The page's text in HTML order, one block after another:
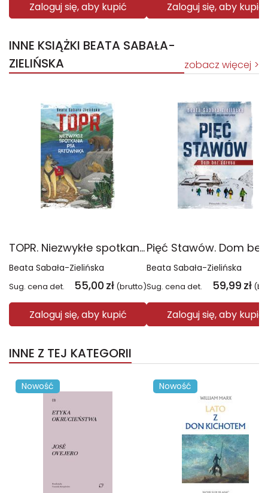
Zaloguj się, aby kupić Zaloguj się, aby kupić
INNE KSIĄŻKI BEATA SABAŁA-
ZIELIŃSKA
zobacz więcej
TOPR. Niezwykłe spotkania psa ratownika
Beata Sabała-Zielińska
Sug. cena det. 55,00 zł (brutto)
Zaloguj się, aby kupić
Beata Sabała-Zielińska
Sug. cena det. 59,99 zł
Zaloguj się, aby kupić
INNE Z TEJ KATEGORII
Nowość Nowość